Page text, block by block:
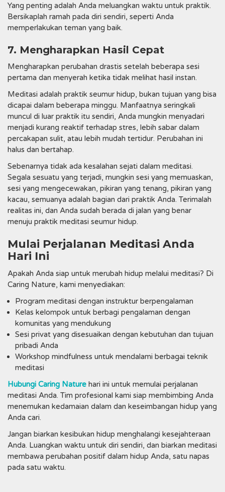
Yang penting adalah Anda meluangkan waktu untuk praktik.
Bersikaplah ramah pada diri sendiri, seperti Anda
memperlakukan teman yang baik.
7. Mengharapkan Hasil Cepat
Mengharapkan perubahan drastis setelah beberapa sesi
pertama dan menyerah ketika tidak melihat hasil instan.
Meditasi adalah praktik seumur hidup, bukan tujuan yang bisa
dicapai dalam beberapa minggu. Manfaatnya seringkali
muncul di luar praktik itu sendiri, Anda mungkin menyadari
menjadi kurang reaktif terhadap stres, lebih sabar dalam
percakapan sulit, atau lebih mudah tertidur. Perubahan ini
halus dan bertahap.
Sebenarnya tidak ada kesalahan sejati dalam meditasi.
Segala sesuatu yang terjadi, mungkin sesi yang memuaskan,
sesi yang mengecewakan, pikiran yang tenang, pikiran yang
kacau, semuanya adalah bagian dari praktik Anda. Terimalah
realitas ini, dan Anda sudah berada di jalan yang benar
menuju praktik meditasi seumur hidup.
Mulai Perjalanan Meditasi Anda
Hari Ini
Apakah Anda siap untuk merubah hidup melalui meditasi? Di
Caring Nature, kami menyediakan:
Program meditasi dengan instruktur berpengalaman
Kelas kelompok untuk berbagi pengalaman dengan
komunitas yang mendukung
Sesi privat yang disesuaikan dengan kebutuhan dan tujuan
pribadi Anda
Workshop mindfulness untuk mendalami berbagai teknik
meditasi
Hubungi Caring Nature hari ini untuk memulai perjalanan
meditasi Anda. Tim profesional kami siap membimbing Anda
menemukan kedamaian dalam dan keseimbangan hidup yang
Anda cari.
Jangan biarkan kesibukan hidup menghalangi kesejahteraan
Anda. Luangkan waktu untuk diri sendiri, dan biarkan meditasi
membawa perubahan positif dalam hidup Anda, satu napas
pada satu waktu.